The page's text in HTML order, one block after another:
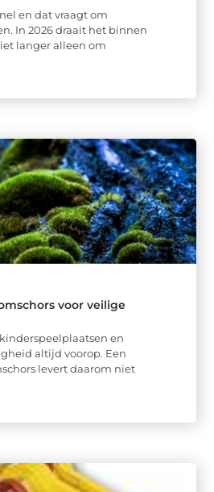
en dat vraagt om
In 2026 draait het binnen
langer alleen om
voor veilige
en
altijd voorop. Een
levert daarom niet